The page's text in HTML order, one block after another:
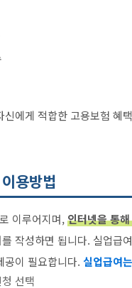
에게 적합한 고용보험 혜
용방법
이루어지며,인터넷을 통
작성하면 됩니다. 실업급
공이 필요합니다. 실업급여
선택